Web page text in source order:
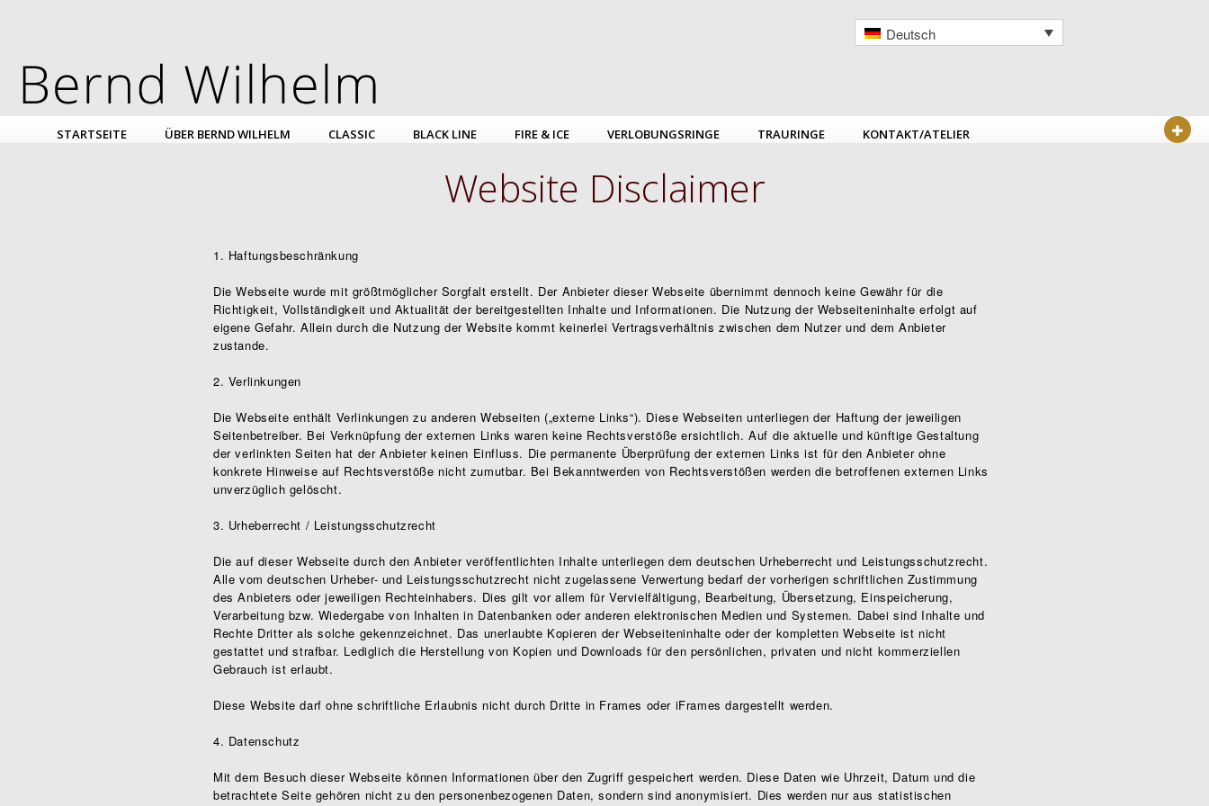
Deutsch
STARTSEITE ÜBER BERND WILHELM CLASSIC BLACK LINE FIRE & ICE VERLOBUNGSRINGE TRAURINGE KONTAKT/ATELIER
Website Disclaimer
1. Haftungsbeschränkung
Die Webseite wurde mit größtmöglicher Sorgfalt erstellt. Der Anbieter dieser Webseite übernimmt dennoch keine Gewähr für die
Richtigkeit, Vollständigkeit und Aktualität der bereitgestellten Inhalte und Informationen. Die Nutzung der Webseiteninhalte erfolgt auf
eigene Gefahr. Allein durch die Nutzung der Website kommt keinerlei Vertragsverhältnis zwischen dem Nutzer und dem Anbieter
zustande.
2. Verlinkungen
Die Webseite enthält Verlinkungen zu anderen Webseiten („externe Links“). Diese Webseiten unterliegen der Haftung der jeweiligen
Seitenbetreiber. Bei Verknüpfung der externen Links waren keine Rechtsverstöße ersichtlich. Auf die aktuelle und künftige Gestaltung
der verlinkten Seiten hat der Anbieter keinen Einfluss. Die permanente Überprüfung der externen Links ist für den Anbieter ohne
konkrete Hinweise auf Rechtsverstöße nicht zumutbar. Bei Bekanntwerden von Rechtsverstößen werden die betroffenen externen Links
unverzüglich gelöscht.
3. Urheberrecht / Leistungsschutzrecht
Die auf dieser Webseite durch den Anbieter veröffentlichten Inhalte unterliegen dem deutschen Urheberrecht und Leistungsschutzrecht.
Alle vom deutschen Urheber- und Leistungsschutzrecht nicht zugelassene Verwertung bedarf der vorherigen schriftlichen Zustimmung
des Anbieters oder jeweiligen Rechteinhabers. Dies gilt vor allem für Vervielfältigung, Bearbeitung, Übersetzung, Einspeicherung,
Verarbeitung bzw. Wiedergabe von Inhalten in Datenbanken oder anderen elektronischen Medien und Systemen. Dabei sind Inhalte und
Rechte Dritter als solche gekennzeichnet. Das unerlaubte Kopieren der Webseiteninhalte oder der kompletten Webseite ist nicht
gestattet und strafbar. Lediglich die Herstellung von Kopien und Downloads für den persönlichen, privaten und nicht kommerziellen
Gebrauch ist erlaubt.
Diese Website darf ohne schriftliche Erlaubnis nicht durch Dritte in Frames oder iFrames dargestellt werden.
4. Datenschutz
Mit dem Besuch dieser Webseite können Informationen über den Zugriff gespeichert werden. Diese Daten wie Uhrzeit, Datum und die
betrachtete Seite gehören nicht zu den personenbezogenen Daten, sondern sind anonymisiert. Dies werden nur aus statistischen